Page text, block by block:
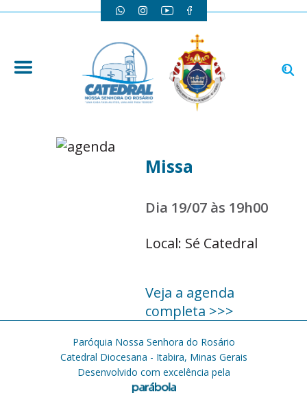
Missa
Dia 19/07 às 19h00
Local: Sé Catedral
Veja a agenda
completa >>>
Paróquia Nossa Senhora do Rosário
Catedral Diocesana - Itabira, Minas Gerais
Desenvolvido com excelência pela